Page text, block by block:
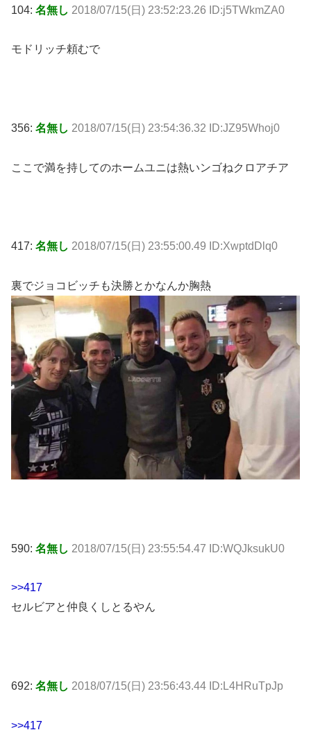
104: 名無し 2018/07/15(日) 23:52:23.26 ID:j5TWkmZA0
モドリッチ頼むで
356: 名無し 2018/07/15(日) 23:54:36.32 ID:JZ95Whoj0
ここで満を持してのホームユニは熱いンゴねクロアチア
417: 名無し 2018/07/15(日) 23:55:00.49 ID:XwptdDlq0
裏でジョコビッチも決勝とかなんか胸熱
590: 名無し 2018/07/15(日) 23:55:54.47 ID:WQJksukU0
>>417
セルビアと仲良くしとるやん
692: 名無し 2018/07/15(日) 23:56:43.44 ID:L4HRuTpJp
>>417